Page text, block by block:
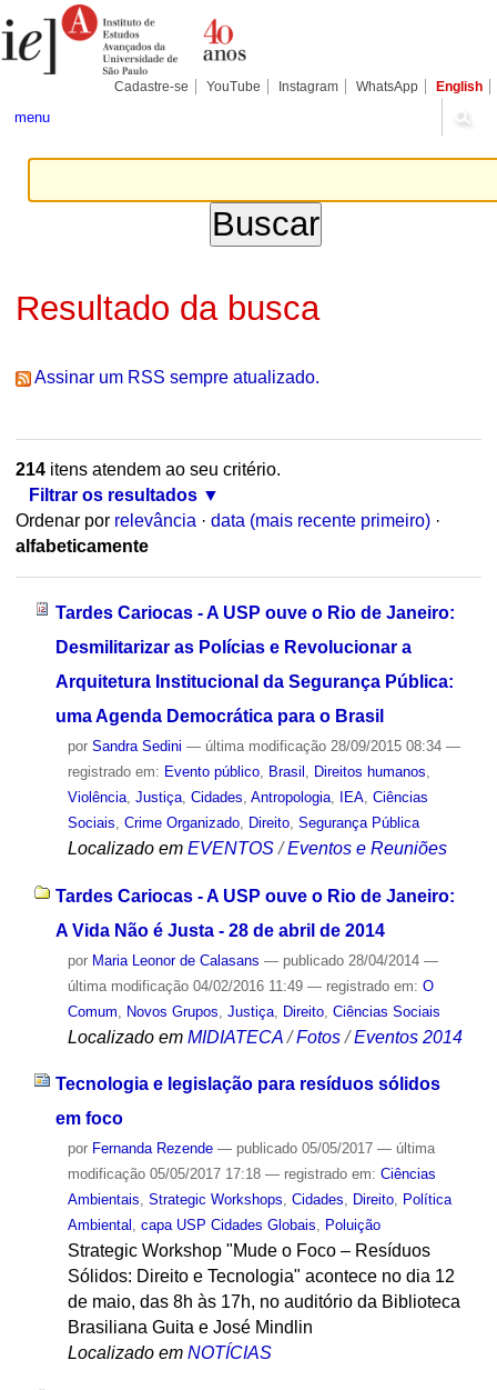
para
conteúdo.
Pessoais
Cadastre-se YouTube Instagram WhatsApp English
menu
Resultado da busca
Assinar um RSS sempre atualizado.
214itens atendem ao seu critério.
Filtrar os resultados
Ordenar por relevância · data (mais recente primeiro) ·
alfabeticamente
Tardes Cariocas - A USP ouve o Rio de Janeiro:
Desmilitarizar as Polícias e Revolucionar a
Arquitetura Institucional da Segurança Pública:
uma Agenda Democrática para o Brasil
por Sandra Sedini — última modificação28/09/2015 08:34 —
registrado em: Evento público, Brasil Direitos humanos
Violência, Justiça, Cidades Antropologia, IEA, Ciências
Sociais Crime Organizado, Direito, Segurança Pública
Localizado em EVENTOS /Eventos e Reuniões
Tardes Cariocas - A USP ouve o Rio de Janeiro:
A Vida Não é Justa - 28 de abril de 2014
por Maria Leonor de Calasans — publicado28/04/2014 —
última modificação04/02/2016 11:49 — registrado em: O
Comum
Novos Grupos Justiça, Direito, Ciências Sociais
Localizado em MIDIATECA /Fotos /Eventos 2014
Tecnologia e legislação para resíduos sólidos
em foco
por Fernanda Rezende — publicado05/05/2017 — última
modificação05/05/2017 17:18 — registrado em: Ciências
Ambientais, Strategic Workshops, Cidades, Direito, Política
Ambiental , capa USP Cidades Globais, Poluição
Strategic Workshop "Mude o Foco – Resíduos
Sólidos: Direito e Tecnologia" acontece no dia 12
de maio, das 8h às 17h, no auditório da Biblioteca
Brasiliana Guita e José Mindlin
Localizado em NOTÍCIAS